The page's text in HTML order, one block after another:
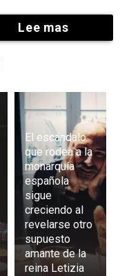
Lee mas
El escándalo
que rodea a la
monarquía
española
sigue
creciendo al
revelarse otro
supuesto
amante de la
reina Letizia